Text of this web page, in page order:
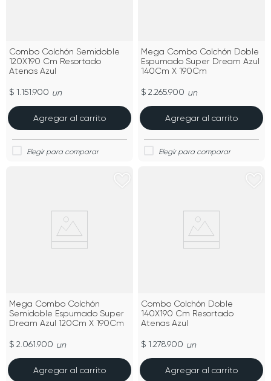
Combo Colchón Semidoble
120X190 Cm Resortado
Atenas Azul
$ 1.151.900 un
Agregar al carrito
Mega Combo Colchón Doble
Espumado Super Dream Azul
140Cm X 190Cm
$ 2.265.900 un
Agregar al carrito
Mega Combo Colchón
Semidoble Espumado Super
Dream Azul 120Cm X 190Cm
$ 2.061.900 un
Agregar al carrito
Combo Colchón Doble
140X190 Cm Resortado
Atenas Azul
$ 1.278.900 un
Agregar al carrito